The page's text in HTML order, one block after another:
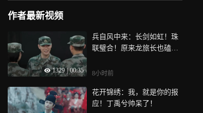
作者最新视频
1329 | 00:35
兵自风中来：长剑如虹！珠
联璧合！原来龙旅长也磕C
8小时前
花开锦绣：我，就是你的报
应！丁禹兮帅呆了！